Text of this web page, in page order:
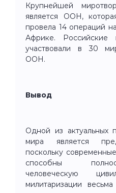
Крупнейшей
является ООН,
провела 14 операций
Африке. Российские
участвовали в 30
ООН.
Вывод
Одной из актуальных
мира является
поскольку
способны
человеческую
милитаризации